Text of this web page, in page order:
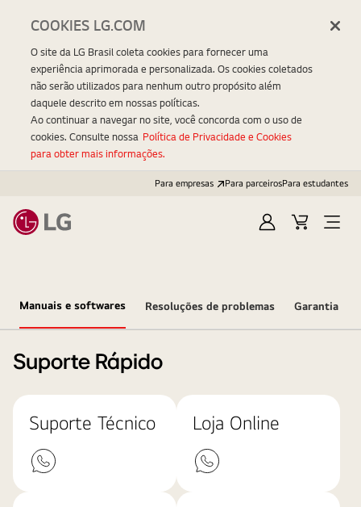
Para empresas Para parceirosPara estudantes
EntrarCarrinhoOpen
Manuais e softwares Resoluções de problemas Garantia
Suporte Rápido
Suporte Técnico Loja Online
COOKIES LG.COM
O site da LG Brasil coleta cookies para fornecer uma
experiência aprimorada e personalizada. Os cookies coletados
não serão utilizados para nenhum outro propósito além
daquele descrito em nossas políticas.
Ao continuar a navegar no site, você concorda com o uso de
cookies. Consulte nossa Política de Privacidade e Cookies
para obter mais informações.